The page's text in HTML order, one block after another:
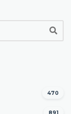
470
891